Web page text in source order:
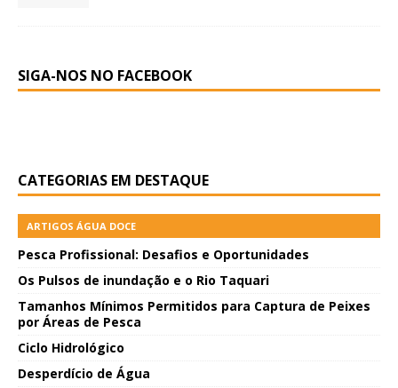
SIGA-NOS NO FACEBOOK
CATEGORIAS EM DESTAQUE
ARTIGOS ÁGUA DOCE
Pesca Profissional: Desafios e Oportunidades
Os Pulsos de inundação e o Rio Taquari
Tamanhos Mínimos Permitidos para Captura de Peixes
por Áreas de Pesca
Ciclo Hidrológico
Desperdício de Água